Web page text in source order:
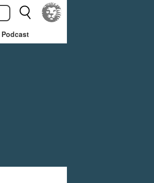
Podcast